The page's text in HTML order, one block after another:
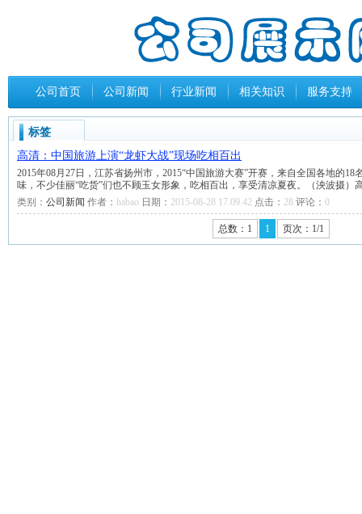
公司首页 公司新闻 行业新闻 相关知识 服务支持
标签
高清：中国旅游上演“龙虾大战”现场吃相百出
2015年08月27日，江苏省扬州市，2015“中国旅游大赛”开赛，来自全国各地的
味，不少佳丽“吃货”们也不顾玉女形象，吃相百出，享受清凉夏夜。（泱波摄
类别： 公司新闻 作者： habao 日期： 2015-08-28 17.09.42 点击： 28 评论： 0
总数：1 1 页次：1/1